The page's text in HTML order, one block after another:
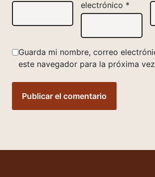
electrónico *
Guarda mi nombre, correo
este navegador para la próxima